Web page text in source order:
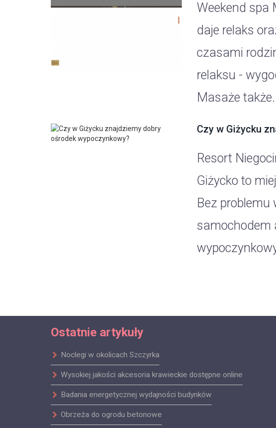
Weekend spa
daje relaks
czasami
relaksu -
Masaże
Czy w Giżycku
Resort
Giżycko to
Bez
samochodem
Ostatnie artykuły
Noclegi w okolicach Szczyrka
Wysokiej jakości akcesoria krawieckie dostępne online
Badania energetycznej wydajności budynków
Obrzeża do ogrodu betonowe